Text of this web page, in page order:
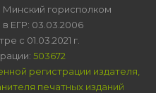
горисполком
ЕГР: 03.03.2006
с 01.03.2021 г.
503672
регистрации издателя,
печатных изданий